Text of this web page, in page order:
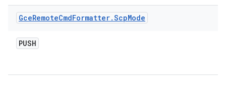
GceRemoteCmdFormatter.ScpMode
PUSH